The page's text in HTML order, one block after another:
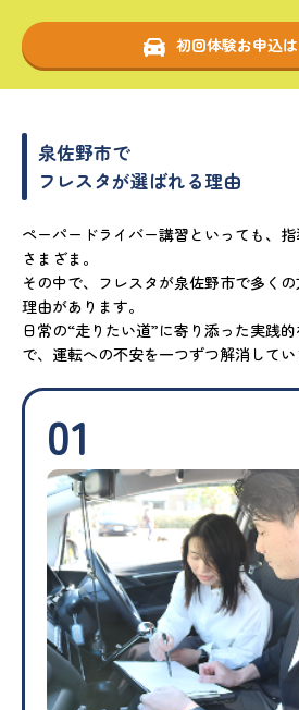
初回体験お申込
泉佐野市で
フレスタが選ばれる理由
ペーパードライバー講習といっても、
さまざま。
その中で、フレスタが泉佐野市で多く
理由があります。
日常の“走りたい道”に寄り添った実践
で、運転への不安を一つずつ解消してい
01